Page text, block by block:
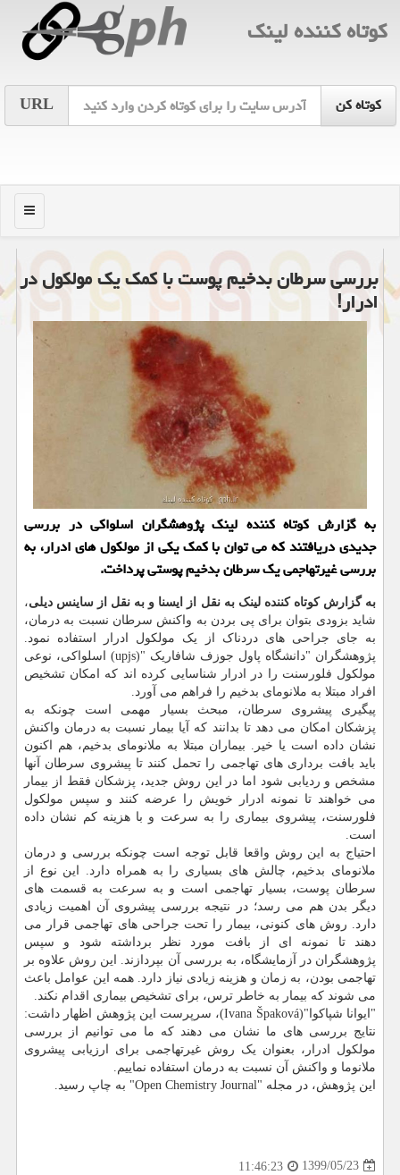
كوتاه كننده لینك
URL
منو
بررسی سرطان بدخیم پوست با كمك یك مولكول در
ادرار!
به گزارش كوتاه كننده لینك پژوهشگران اسلواكی در بررسی
جدیدی دریافتند كه می توان با كمك یكی از مولكول های ادرار، به
بررسی غیرتهاجمی یك سرطان بدخیم پوستی پرداخت.
به گزارش کوتاه کننده لینک به نقل از ایسنا و به نقل از ساینس دیلی،
شاید بزودی بتوان برای پی بردن به واکنش سرطان نسبت به درمان،
به جای جراحی های دردناک از یک مولکول ادرار استفاده نمود.
پژوهشگران "دانشگاه پاول جوزف شافاریک "(upjs) اسلواکی، نوعی
مولکول فلورسنت را در ادرار شناسایی کرده اند که امکان تشخیص
افراد مبتلا به ملانومای بدخیم را فراهم می آورد.
پیگیری پیشروی سرطان، مبحث بسیار مهمی است چونکه به
پزشکان امکان می دهد تا بدانند که آیا بیمار نسبت به درمان واکنش
نشان داده است یا خیر. بیماران مبتلا به ملانومای بدخیم، هم اکنون
باید بافت برداری های تهاجمی را تحمل کنند تا پیشروی سرطان آنها
مشخص و ردیابی شود اما در این روش جدید، پزشکان فقط از بیمار
می خواهند تا نمونه ادرار خویش را عرضه کنند و سپس مولکول
فلورسنت، پیشروی بیماری را به سرعت و با هزینه کم نشان داده
است.
احتیاج به این روش واقعا قابل توجه است چونکه بررسی و درمان
ملانومای بدخیم، چالش های بسیاری را به همراه دارد. این نوع از
سرطان پوست، بسیار تهاجمی است و به سرعت به قسمت های
دیگر بدن هم می رسد؛ در نتیجه بررسی پیشروی آن اهمیت زیادی
دارد. روش های کنونی، بیمار را تحت جراحی های تهاجمی قرار می
دهند تا نمونه ای از بافت مورد نظر برداشته شود و سپس
پژوهشگران در آزمایشگاه، به بررسی آن بپردازند. این روش علاوه بر
تهاجمی بودن، به زمان و هزینه زیادی نیاز دارد. همه این عوامل باعث
می شوند که بیمار به خاطر ترس، برای تشخیص بیماری اقدام نکند.
"ایوانا شپاکوا"(Ivana Špaková)، سرپرست این پژوهش اظهار داشت:
نتایج بررسی های ما نشان می دهند که ما می توانیم از بررسی
مولکول ادرار، بعنوان یک روش غیرتهاجمی برای ارزیابی پیشروی
ملانوما و واکنش آن نسبت به درمان استفاده نماییم.
این پژوهش، در مجله "Open Chemistry Journal" به چاپ رسید.
1399/05/23
11:46:23